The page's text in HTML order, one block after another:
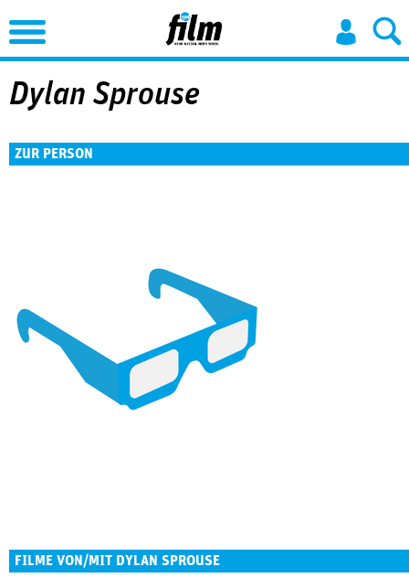
Jump to Navigation
Dylan Sprouse
ZUR PERSON
FILME VON/MIT DYLAN SPROUSE